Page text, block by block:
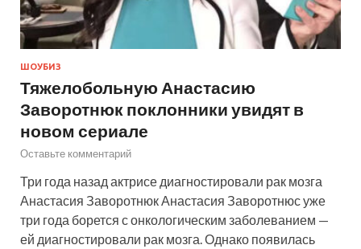
ШОУБИЗ
Тяжелобольную Анастасию
Заворотнюк поклонники увидят в
новом сериале
Оставьте комментарий
Три года назад актрисе диагностировали рак мозга
Анастасия Заворотнюк Анастасия Заворотнюс уже
три года борется с онкологическим заболеванием —
ей диагностировали рак мозга. Однако появилась